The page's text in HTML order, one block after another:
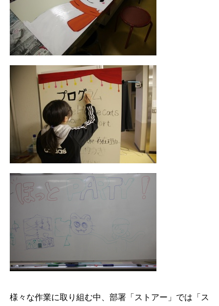
様々な作業に取り組む中、部署「ストアー」では「ス